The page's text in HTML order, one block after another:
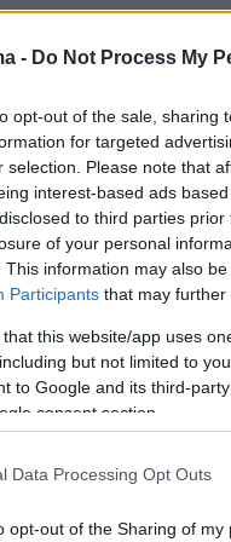
- Do Not Process My
opt-out of the sale, sharing
for targeted
selection. Please note that
interest-based ads
to third parties
of your personal
This information may also
Participants that may further
that this website/app uses
but not limited to
to Google and its third-
consent section.
Data Processing Opt Outs
opt-out of the Sharing of my
δημοσίευση στο Instagram.
κοινοποιήθηκε από το
χρυσό μετάλλιο
Τόκιο είχε
anime «One
τελικό στο